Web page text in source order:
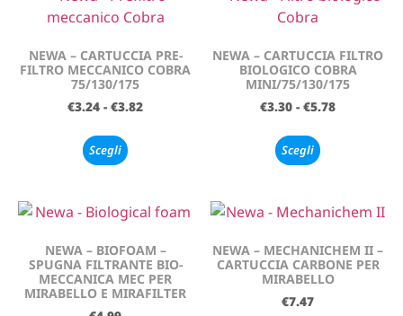
NEWA – CARTUCCIA PRE-
FILTRO MECCANICO COBRA
75/130/175
€3.24 - €3.82
Scegli
NEWA – CARTUCCIA FILTRO
BIOLOGICO COBRA
MINI/75/130/175
€3.30 - €5.78
Scegli
NEWA – BIOFOAM –
SPUGNA FILTRANTE BIO-
MECCANICA MEC PER
MIRABELLO E MIRAFILTER
NEWA – MECHANICHEM II –
CARTUCCIA CARBONE PER
MIRABELLO
€7.47